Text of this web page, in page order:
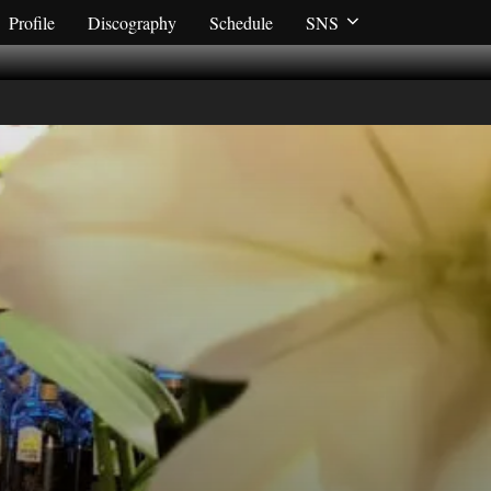
Profile Discography Schedule SNS